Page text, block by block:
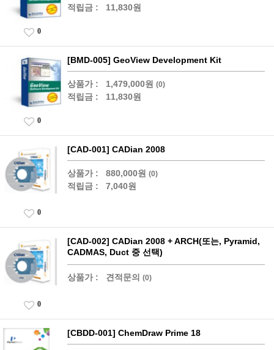
적립금 : 11,830원
0
[BMD-005] GeoView Development Kit
상품가 : 1,479,000원 (0)
적립금 : 11,830원
0
[CAD-001] CADian 2008
상품가 : 880,000원 (0)
적립금 : 7,040원
0
[CAD-002] CADian 2008 + ARCH(또는, Pyramid,
CADMAS, Duct 중 선택)
상품가 : 견적문의 (0)
0
[CBDD-001] ChemDraw Prime 18